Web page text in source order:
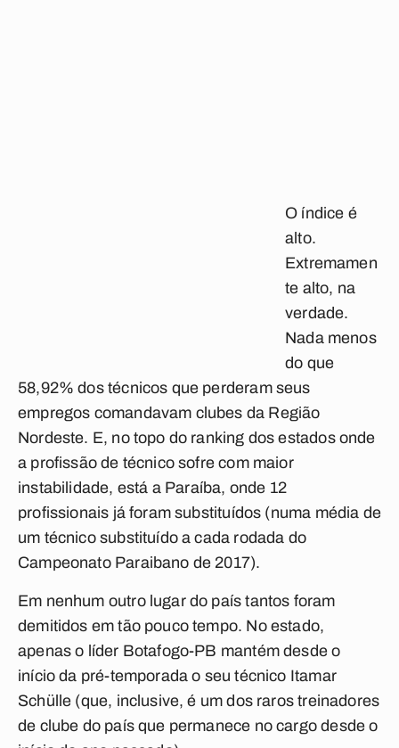
O índice é
alto.
Extremamen
te alto, na
verdade.
Nada menos
do que
58,92% dos técnicos que perderam seus
empregos comandavam clubes da Região
Nordeste. E, no topo do ranking dos estados onde
a profissão de técnico sofre com maior
instabilidade, está a Paraíba, onde 12
profissionais já foram substituídos (numa média de
um técnico substituído a cada rodada do
Campeonato Paraibano de 2017).
Em nenhum outro lugar do país tantos foram
demitidos em tão pouco tempo. No estado,
apenas o líder Botafogo-PB mantém desde o
início da pré-temporada o seu técnico Itamar
Schülle (que, inclusive, é um dos raros treinadores
de clube do país que permanece no cargo desde o